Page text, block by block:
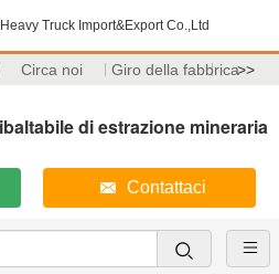
Truck Import&Export Co.,Ltd
Circa noi Giro della fabbrica>>
di estrazione mineraria
Contattaci